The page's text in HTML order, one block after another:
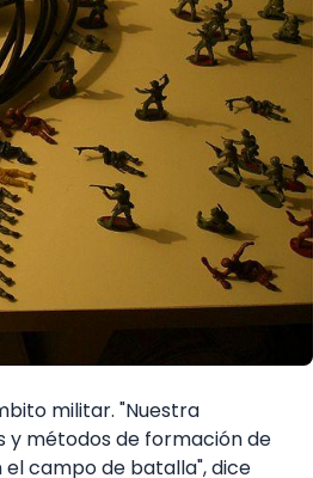
militar. "Nuestra
y métodos de formación de
campo de batalla", dice